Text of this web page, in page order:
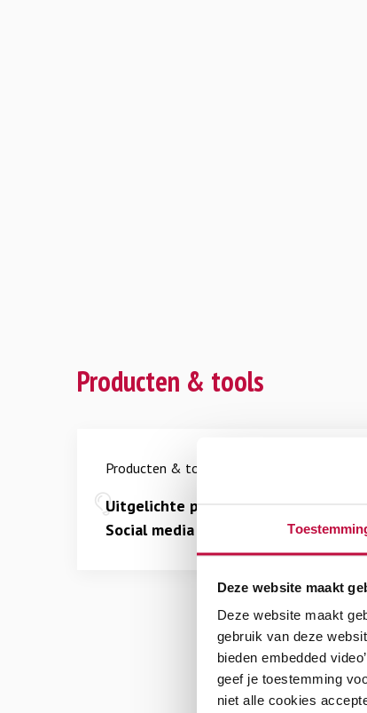
Deze website maakt
Deze website maakt
gebruik van deze
bieden embedded
geef je toestemming
niet alle cookies
Producten & tools
Producten & tools
Uitgelichte producten en tools over
Social media